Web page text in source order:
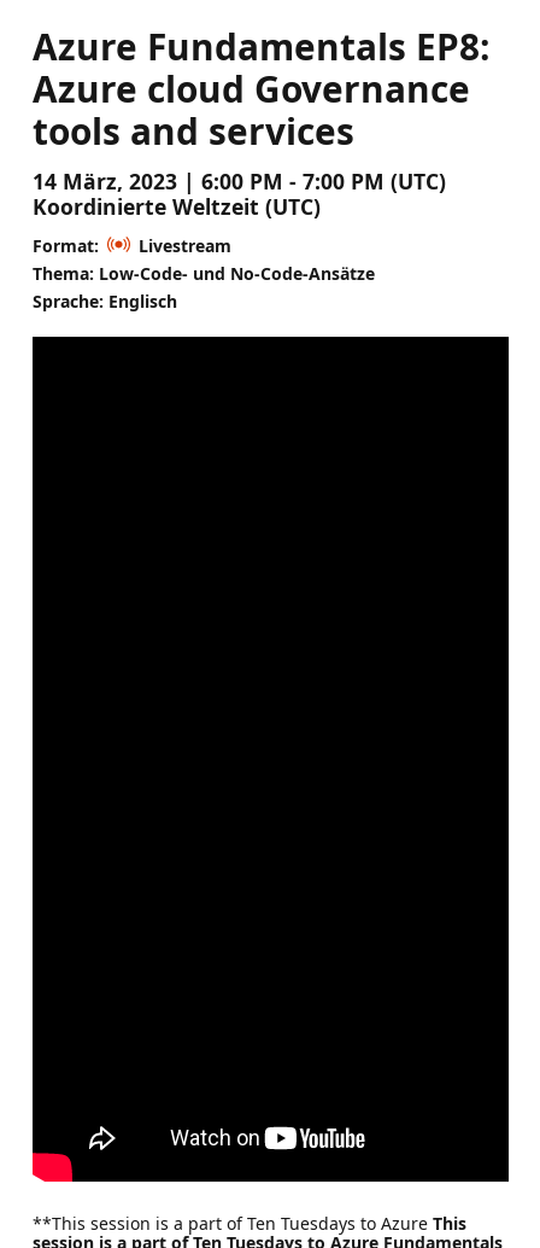
Azure Fundamentals EP8:
Azure cloud Governance
tools and services
14 März, 2023 | 6:00 PM - 7:00 PM (UTC)
Koordinierte Weltzeit (UTC)
Format:
Livestream
Thema: Low-Code- und No-Code-Ansätze
Sprache: Englisch
**This session is a part of Ten Tuesdays to Azure This
session is a part of Ten Tuesdays to Azure Fundamentals